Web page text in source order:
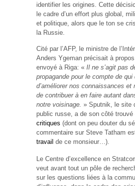
identifier les origines. Cette
le cadre d’un effort plus global,
et politique, alors que le ton se
la Russie.
Cité par l’AFP, le ministre de
Anders Ygeman précisait à
envoyé à Riga: « Il ne s’agit pas
propagande pour le compte de
d’améliorer nos connaissances
de contribuer à en faire autant
notre voisinage. » Sputnik, le site
public russe, a de son côté trouvé
critiques (dont on peu douter du
commentaire sur Steve Tatham
travail de ce monsieur…).
Le Centre d’excellence en
veut avant tout un pôle de
sur les questions liées à la